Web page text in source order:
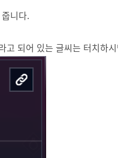
니다.
되어 있는 글씨는 터치하